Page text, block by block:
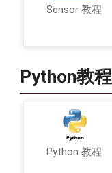
Sensor 教程
Python教程
Python 教程